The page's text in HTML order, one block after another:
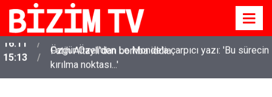
15:13
Özgür Özel'den Le Monde'a çarpıcı yazı: 'Bu sürecin
kırılma noktası...'